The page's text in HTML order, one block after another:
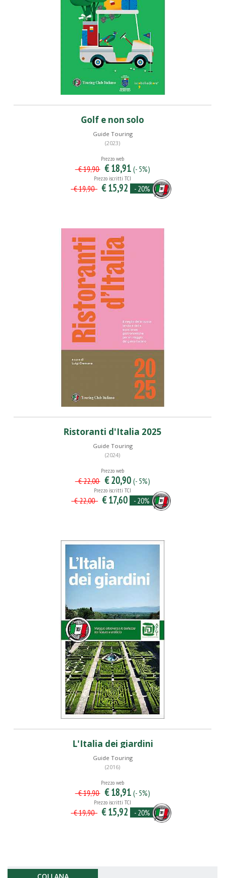
Golf e non solo
Guide Touring
(2023)
Prezzo web
€ 19,90 € 18,91 (- 5%)
Prezzo iscritti TCI
€ 19,90 € 15,92 - 20%
Ristoranti d'Italia 2025
Guide Touring
(2024)
Prezzo web
€ 22,00 € 20,90 (- 5%)
Prezzo iscritti TCI
€ 22,00 € 17,60 - 20%
L'Italia dei giardini
Guide Touring
(2016)
Prezzo web
€ 19,90 € 18,91 (- 5%)
Prezzo iscritti TCI
€ 19,90 € 15,92 - 20%